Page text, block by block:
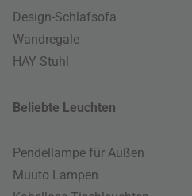
Design-Schlafsofa
Wandregale
HAY Stuhl
Beliebte Leuchten
Pendellampe für Außen
Muuto Lampen